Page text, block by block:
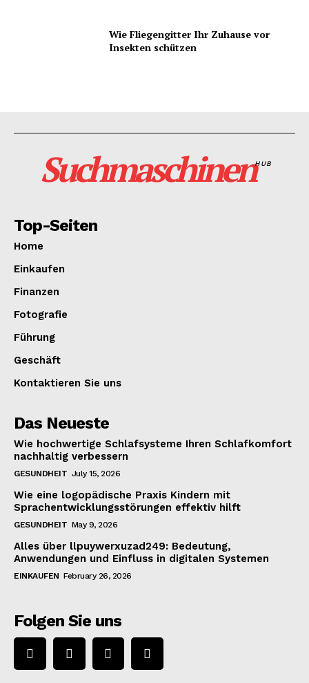
Wie Fliegengitter Ihr Zuhause vor
Insekten schützen
SuchmaschinenHUB
Top-Seiten
Home
Einkaufen
Finanzen
Fotografie
Führung
Geschäft
Kontaktieren Sie uns
Das Neueste
Wie hochwertige Schlafsysteme Ihren Schlafkomfort
nachhaltig verbessern
GESUNDHEIT July 15, 2026
Wie eine logopädische Praxis Kindern mit
Sprachentwicklungsstörungen effektiv hilft
GESUNDHEIT May 9, 2026
Alles über llpuywerxuzad249: Bedeutung,
Anwendungen und Einfluss in digitalen Systemen
EINKAUFEN February 26, 2026
Folgen Sie uns